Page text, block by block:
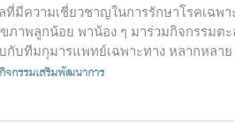
มีความเชี่ยวชาญในการรักษาโรคเฉพา
ภาพลูกน้อย พาน้อง ๆ มาร่วมกิจกรรมตะ
บทีมกุมารแพทย์เฉพาะทาง หลากหลาย
กิจกรรมเสริมพัฒนาการ